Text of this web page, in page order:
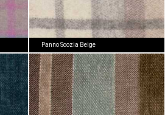
Panno Scozia Beige